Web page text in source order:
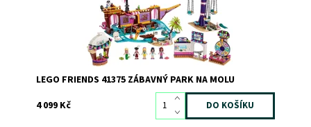
LEGO FRIENDS 41375 ZÁBAVNÝ PARK NA MOLU
4 099 Kč